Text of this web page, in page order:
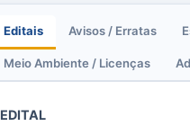
Editais Avisos / Erratas
Meio Ambiente / Licenças
EDITAL